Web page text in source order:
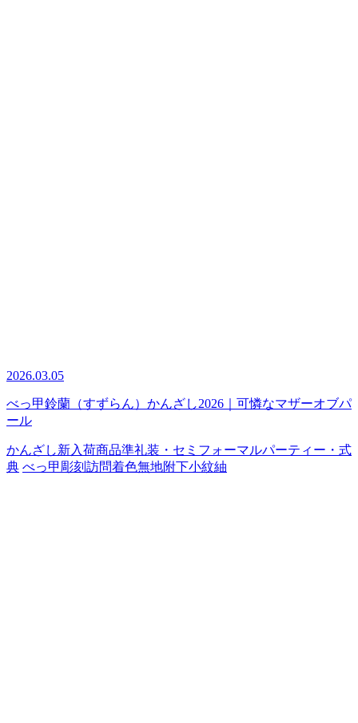
2026.03.05
べっ甲鈴蘭（すずらん）かんざし2026｜可憐なマザーオブパ
ール
かんざし新入荷商品準礼装・セミフォーマルパーティー・式
典 べっ甲 彫刻 訪問着色無地附下小紋紬